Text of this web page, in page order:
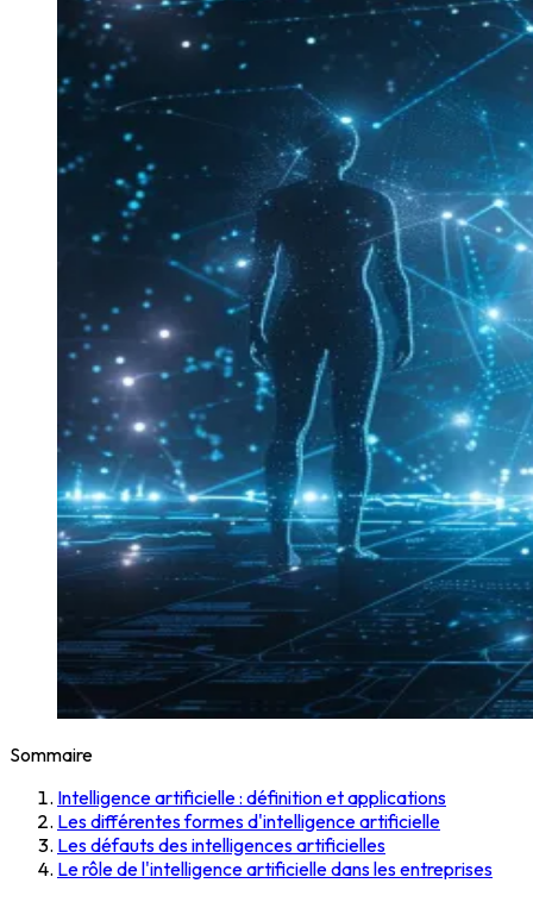
Sommaire
Intelligence artificielle : définition et applications
Les différentes formes d'intelligence artificielle
Les défauts des intelligences artificielles
Le rôle de l'intelligence artificielle dans les entreprises